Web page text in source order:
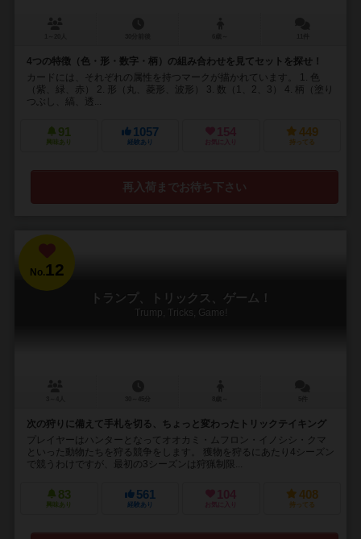
4つの特徴（色・形・数字・柄）の組み合わせを見てセットを探せ！
カードには、それぞれの属性を持つマークが描かれています。 1. 色
（紫、緑、赤） 2. 形（丸、菱形、波形） 3. 数（1、2、3） 4. 柄（塗り
つぶし、縞、透...
91
興味あり
1057
経験あり
154
お気に入り
449
持ってる
再入荷までお待ち下さい
No.12
トランプ、トリックス、ゲーム！
Trump, Tricks, Game!
次の狩りに備えて手札を切る、ちょっと変わったトリックテイキング
プレイヤーはハンターとなってオオカミ・ムフロン・イノシシ・クマ
といった動物たちを狩る競争をします。 獲物を狩るにあたり4シーズン
で競うわけですが、最初の3シーズンは狩猟制限...
83
興味あり
561
経験あり
104
お気に入り
408
持ってる